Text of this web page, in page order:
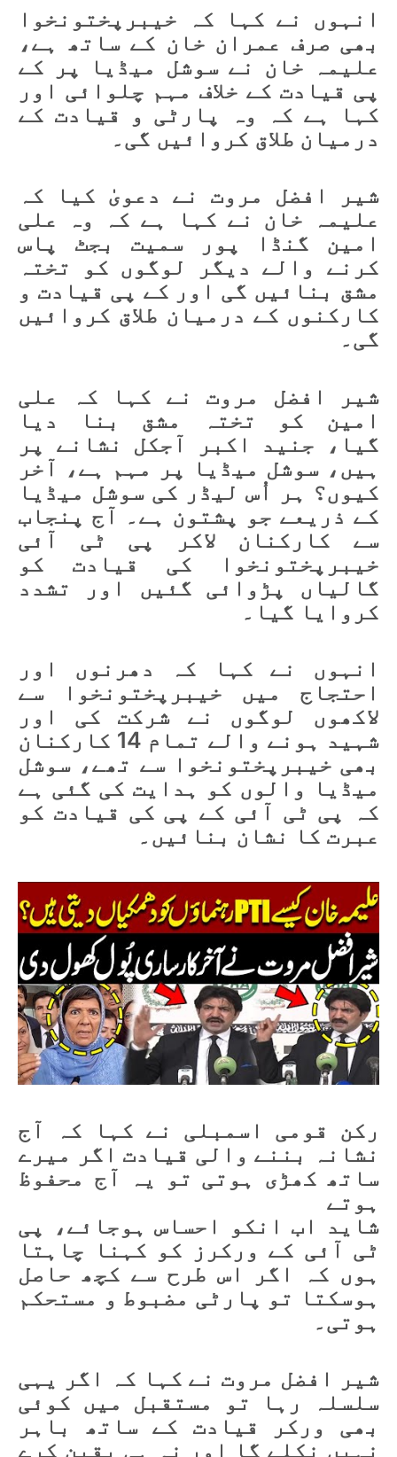
انہوں نے کہا کہ خیبرپختونخوا
بھی صرف عمران خان کے ساتھ ہے،
علیمہ خان نے سوشل میڈیا پر کے
پی قیادت کے خلاف مہم چلوائی اور
کہا ہے کہ وہ پارٹی و قیادت کے
درمیان طلاق کروائیں گی۔
شیر افضل مروت نے دعویٰ کیا کہ
علیمہ خان نے کہا ہے کہ وہ علی
امین گنڈا پور سمیت بجٹ پاس
کرنے والے دیگر لوگوں کو تختہ
مشق بنائیں گی اور کے پی قیادت و
کارکنوں کے درمیان طلاق کروائیں
گی۔
شیر افضل مروت نے کہا کہ علی
امین کو تختہ مشق بنا دیا
گیا، جنید اکبر آجکل نشانے پر
ہیں، سوشل میڈیا پر مہم ہے، آخر
کیوں؟ ہر اُس لیڈر کی سوشل میڈیا
کے ذریعے جو پشتون ہے۔ آج پنجاب
سے کارکنان لاکر پی ٹی آئی
خیبرپختونخوا کی قیادت کو
گالیاں پڑوائی گئیں اور تشدد
کروایا گیا۔
انہوں نے کہا کہ دھرنوں اور
احتجاج میں خیبرپختونخوا سے
لاکھوں لوگوں نے شرکت کی اور
شہید ہونے والے تمام 14 کارکنان
بھی خیبرپختونخوا سے تھے، سوشل
میڈیا والوں کو ہدایت کی گئی ہے
کہ پی ٹی آئی کے پی کی قیادت کو
عبرت کا نشان بنائیں۔
رکن قومی اسمبلی نے کہا کہ آج
نشانہ بننے والی قیادت اگر میرے
ساتھ کھڑی ہوتی تو یہ آج محفوظ
ہوتے
شاید اب انکو احساس ہوجائے، پی
ٹی آئی کے ورکرز کو کہنا چاہتا
ہوں کہ اگر اس طرح سے کچھ حاصل
ہوسکتا تو پارٹی مضبوط و مستحکم
ہوتی۔
شیر افضل مروت نے کہا کہ اگر یہی
سلسلہ رہا تو مستقبل میں کوئی
بھی ورکر قیادت کے ساتھ باہر
نہیں نکلے گا اور نہ ہی یقین کرے